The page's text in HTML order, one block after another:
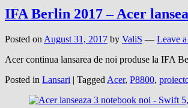
IFA Berlin 2017 – Acer
Posted on August 31, 2017 by ValiS — Leave
Acer continua lansarea de noi produse la IFA
Posted in Lansari | Tagged Acer, P8800,